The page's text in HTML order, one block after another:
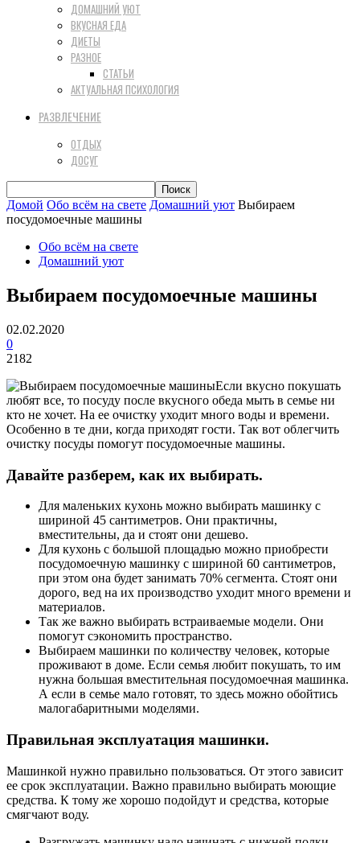
ДОМАШНИЙ УЮТ
ВКУСНАЯ ЕДА
ДИЕТЫ
РАЗНОЕ
СТАТЬИ
АКТУАЛЬНАЯ ПСИХОЛОГИЯ
РАЗВЛЕЧЕНИЕ
ОТДЫХ
ДОСУГ
Домой Обо всём на свете Домашний уют Выбираем
посудомоечные машины
Обо всём на свете
Домашний уют
Выбираем посудомоечные машины
02.02.2020
0
2182
Если вкусно покушать
любят все, то посуду после вкусного обеда мыть в семье ни
кто не хочет. На ее очистку уходит много воды и времени.
Особенно в те дни, когда приходят гости. Так вот облегчить
очистку посуды помогут посудомоечные машины.
Давайте разберем, как их выбирать.
Для маленьких кухонь можно выбирать машинку с
шириной 45 сантиметров. Они практичны,
вместительны, да и стоят они дешево.
Для кухонь с большой площадью можно приобрести
посудомоечную машинку с шириной 60 сантиметров,
при этом она будет занимать 70% сегмента. Стоят они
дорого, вед на их производство уходит много времени и
материалов.
Так же важно выбирать встраиваемые модели. Они
помогут сэкономить пространство.
Выбираем машинки по количеству человек, которые
проживают в доме. Если семья любит покушать, то им
нужна большая вместительная посудомоечная машинка.
А если в семье мало готовят, то здесь можно обойтись
малогабаритными моделями.
Правильная эксплуатация машинки.
Машинкой нужно правильно пользоваться. От этого зависит
ее срок эксплуатации. Важно правильно выбирать моющие
средства. К тому же хорошо подойдут и средства, которые
смягчают воду.